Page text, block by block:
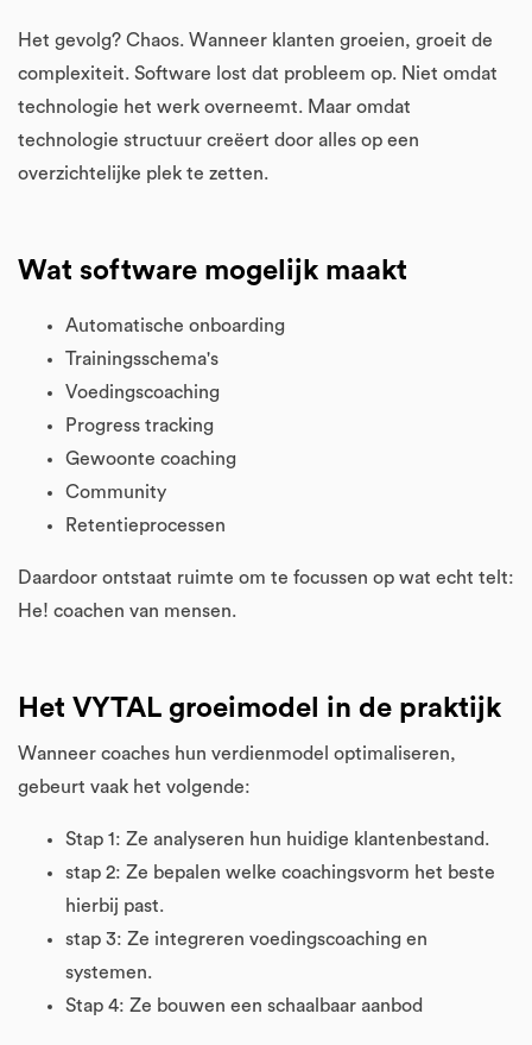
Het gevolg? Chaos. Wanneer klanten groeien, groeit de
complexiteit. Software lost dat probleem op. Niet omdat
technologie het werk overneemt. Maar omdat
technologie structuur creëert door alles op een
overzichtelijke plek te zetten.
Wat software mogelijk maakt
Automatische onboarding
Trainingsschema's
Voedingscoaching
Progress tracking
Gewoonte coaching
Community
Retentieprocessen
Daardoor ontstaat ruimte om te focussen op wat echt telt:
He! coachen van mensen.
Het VYTAL groeimodel in de praktijk
Wanneer coaches hun verdienmodel optimaliseren,
gebeurt vaak het volgende:
Stap 1: Ze analyseren hun huidige klantenbestand.
stap 2: Ze bepalen welke coachingsvorm het beste
hierbij past.
stap 3: Ze integreren voedingscoaching en
systemen.
Stap 4: Ze bouwen een schaalbaar aanbod